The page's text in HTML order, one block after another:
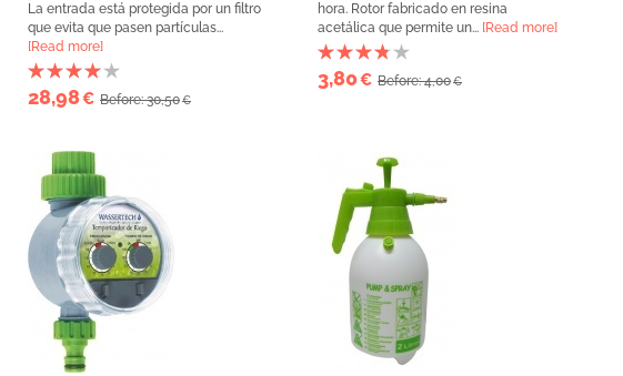
La entrada está protegida por un filtro
que evita que pasen partículas...
[Read more]
28,98€ Before: 30,50€
hora. Rotor fabricado en resina
acetálica que permite un... [Read more]
3,80€ Before: 4,00€